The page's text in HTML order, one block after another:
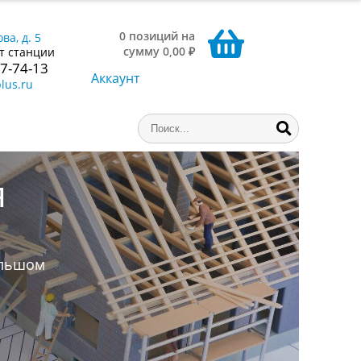
д. 5
станции
74-13
0 позиций на
сумму 0,00 ₽
Аккаунт